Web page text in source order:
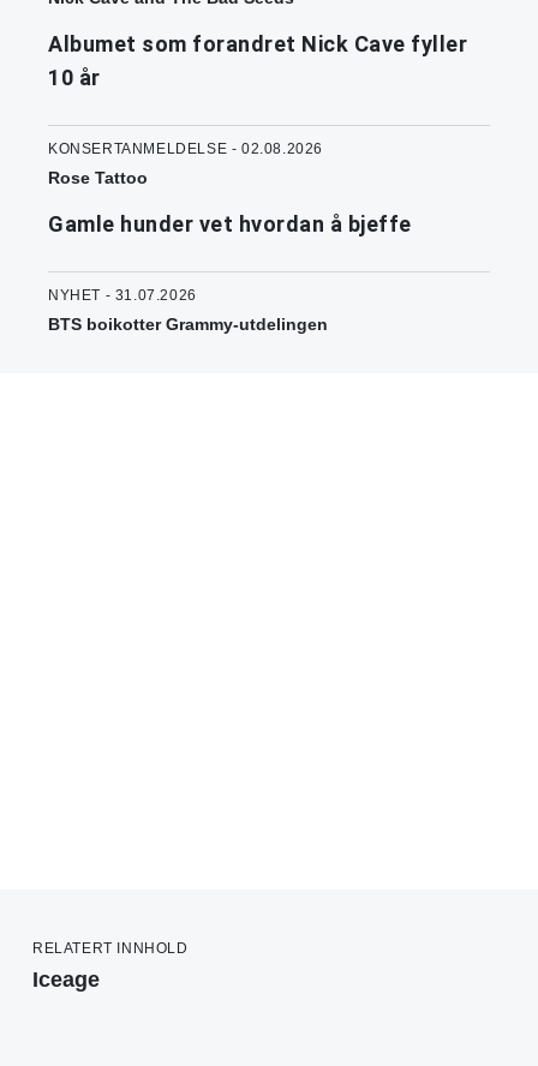
Albumet som forandret Nick Cave fyller
10 år
KONSERTANMELDELSE - 02.08.2026
Rose Tattoo
Gamle hunder vet hvordan å bjeffe
NYHET - 31.07.2026
BTS boikotter Grammy-utdelingen
RELATERT INNHOLD
Iceage